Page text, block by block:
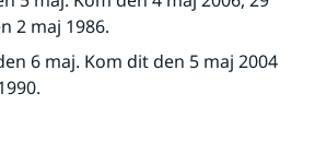
2 maj 1986.
6 maj. Kom dit den 5 maj 2004